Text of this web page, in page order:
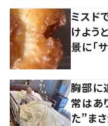
ミスド
けよ
景に「
胸部に
常はあ
た”ま